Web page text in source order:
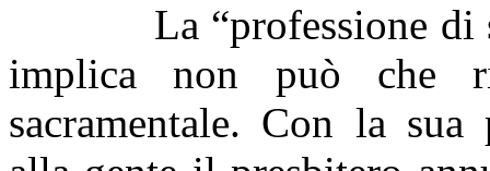
La “professione di
implica non può che
sacramentale. Con la